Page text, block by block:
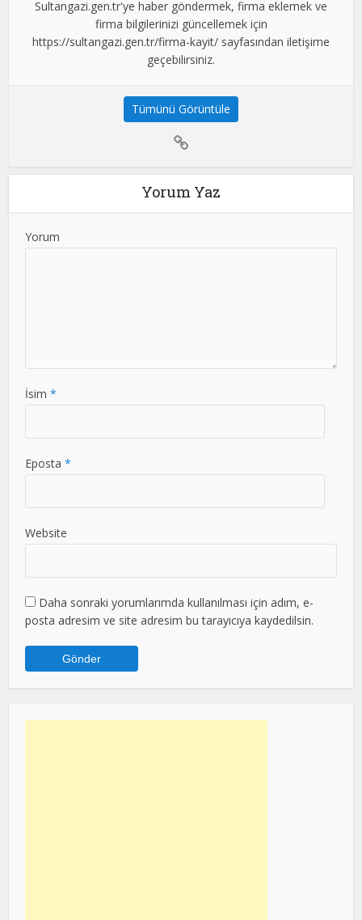
Sultangazi.gen.tr'ye haber göndermek, firma eklemek ve
firma bilgilerinizi güncellemek için
https://sultangazi.gen.tr/firma-kayit/ sayfasından iletişime
geçebilirsiniz.
Tümünü Görüntüle
Yorum Yaz
Yorum
İsim *
Eposta *
Website
Daha sonraki yorumlarımda kullanılması için adım, e-
posta adresim ve site adresim bu tarayıcıya kaydedilsin.